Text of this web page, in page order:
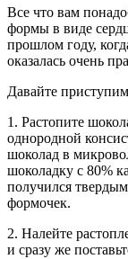
Все что вам
формы в виде
прошлом году,
оказалась очень
Давайте
1. Растопите
однородной
шоколад в
шоколадку с 80%
получился
формочек.
2. Налейте
и сразу же